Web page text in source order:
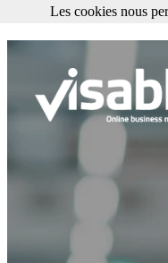
Les cookies nous
Les cookies nous